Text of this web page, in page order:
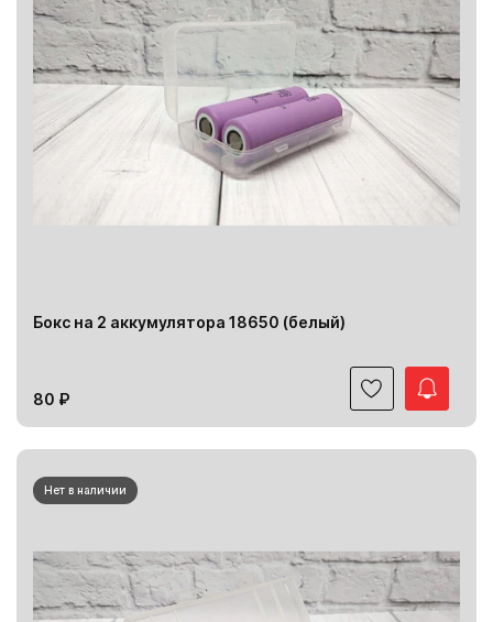
Бокс на 2 аккумулятора 18650 (белый)
80 ₽
Нет в наличии